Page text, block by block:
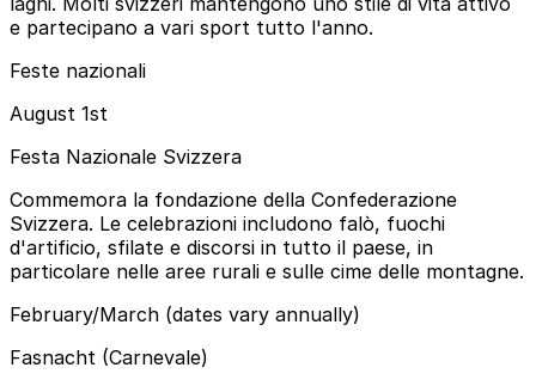
e partecipano a vari sport tutto l'anno.
Feste nazionali
August 1st
Festa Nazionale Svizzera
Commemora la fondazione della Confederazione
Svizzera. Le celebrazioni includono falò, fuochi
d'artificio, sfilate e discorsi in tutto il paese, in
particolare nelle aree rurali e sulle cime delle montagne.
February/March (dates vary annually)
Fasnacht (Carnevale)